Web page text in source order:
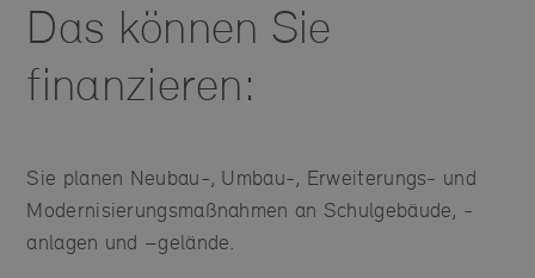
Das können Sie
finanzieren:
Sie planen Neubau-, Umbau-, Erweiterungs- und
Modernisierungsmaßnahmen an Schulgebäude, -
anlagen und –gelände.